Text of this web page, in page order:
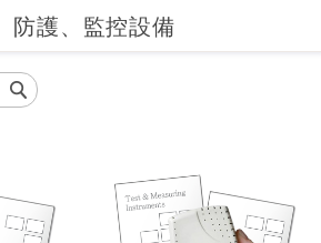
防護、監控設備
填寫匯款通知